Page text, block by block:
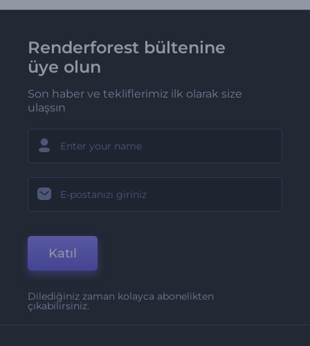
Renderforest bültenine
üye olun
Son haber ve tekliflerimiz ilk olarak size
ulaşsın
Katıl
Dilediğiniz zaman kolayca abonelikten
çıkabilirsiniz.